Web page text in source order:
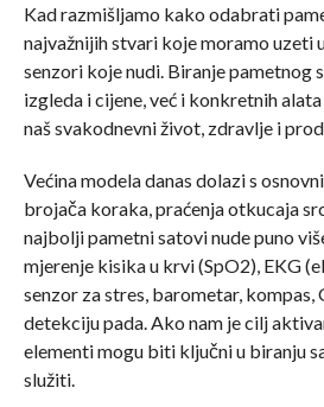
Kad razmišljamo kako odabrati
najvažnijih stvari koje moramo uzeti
senzori koje nudi. Biranje pametnog
izgleda i cijene, već i konkretnih
naš svakodnevni život, zdravlje i
Većina modela danas dolazi s
brojača koraka, praćenja otkucaja
najbolji pametni satovi nude puno
mjerenje kisika u krvi (SpO2), EKG
senzor za stres, barometar, kompas,
detekciju pada. Ako nam je cilj
elementi mogu biti ključni u biranju
služiti.